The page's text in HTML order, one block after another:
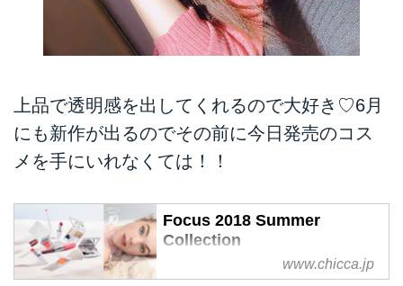
上品で透明感を出してくれるので大好き♡6月
にも新作が出るのでその前に今日発売のコス
メを手にいれなくては！！
Focus 2018 Summer
Collection
www.chicca.jp